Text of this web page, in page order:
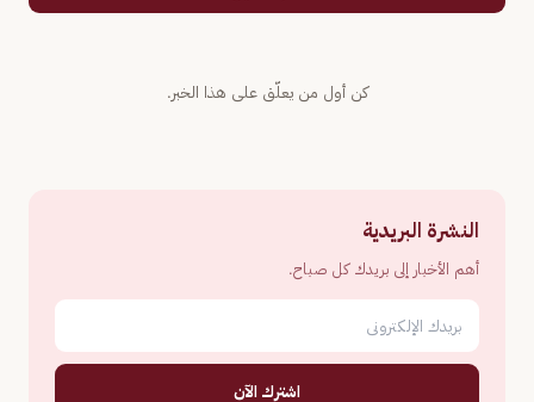
كن أول من يعلّق على هذا الخبر.
النشرة البريدية
أهم الأخبار إلى بريدك كل صباح.
اشترك الآن